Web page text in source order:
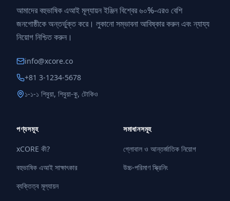
আমাদের বহুভাষিক এআই মূল্যায়ন ইঞ্জিন বিশ্বের ৬০%-এরও বেশি
জনগোষ্ঠীকে অন্তর্ভুক্ত করে। লুকানো সম্ভাবনা আবিষ্কার করুন এবং ন্যায্য
নিয়োগ নিশ্চিত করুন।
info@xcore.co
+81 3-1234-5678
১-১-১ শিবুয়া, শিবুয়া-কু, টোকিও
পণ্যসমূহ
xCORE কী?
বহুভাষিক এআই সাক্ষাৎকার
ব্যক্তিত্ব মূল্যায়ন
সমাধানসমূহ
গ্লোবাল ও আন্তর্জাতিক নিয়োগ
উচ্চ-পরিমাণ স্ক্রিনিং